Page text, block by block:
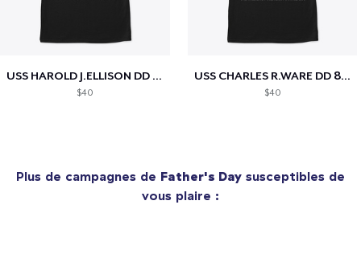
USS HAROLD J.ELLISON DD 864 MEMORIES
$40
USS CHARLES R.WARE DD 865 MEMORIES
$40
Plus de campagnes de Father's Day susceptibles de
vous plaire :